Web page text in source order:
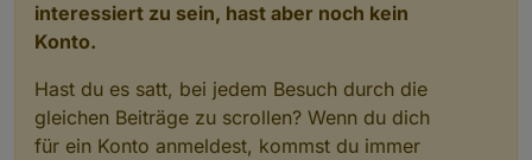
interessiert zu sein, hast aber noch kein
Konto.
Hast du es satt, bei jedem Besuch durch die
gleichen Beiträge zu scrollen? Wenn du dich
für ein Konto anmeldest, kommst du immer